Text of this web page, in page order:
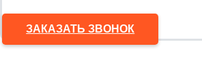
ЗАКАЗАТЬ ЗВОНОК